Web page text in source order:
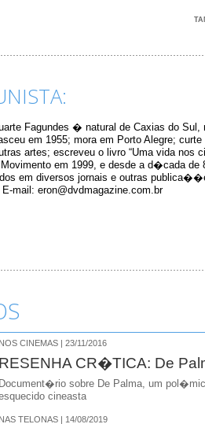
Fagundes � natural de Caxias do Sul,
em 1955; mora em Porto Alegre;
artes; escreveu o livro “Uma vida nos
em 1999, e desde a d�cada de
em diversos jornais e outras
mail: eron@dvdmagazine.com.br
NOS CINEMAS | 23/11/2016
RESENHA CR�TICA: De
Document�rio sobre De Palma, um
cineasta
NAS TELONAS | 14/08/2019